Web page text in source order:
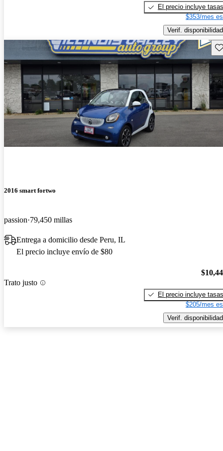
El precio incluye tasas
$353/mes
Verif. disponibilidad
2016 smart fortwo
passion 79,450 millas
Entrega a domicilio desde Peru, IL
El precio incluye envío de $80
Trato justo
El precio incluye tasas
$205/mes
Verif. disponibilidad